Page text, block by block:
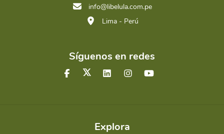
info@libelula.com.pe
Lima - Perú
Síguenos en redes
Explora